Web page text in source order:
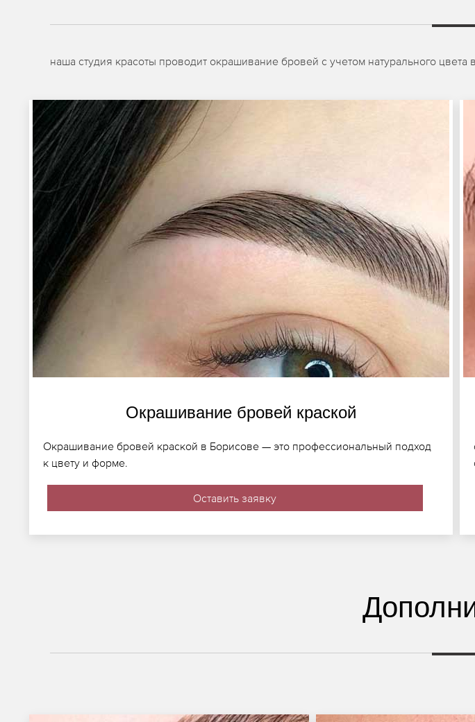
наша студия красоты проводит окрашивание бровей с учетом натурального цвета
Окрашивание бровей краской
Окрашивание бровей краской в Борисове — это профессиональный подход
к цвету и форме.
Оставить заявку